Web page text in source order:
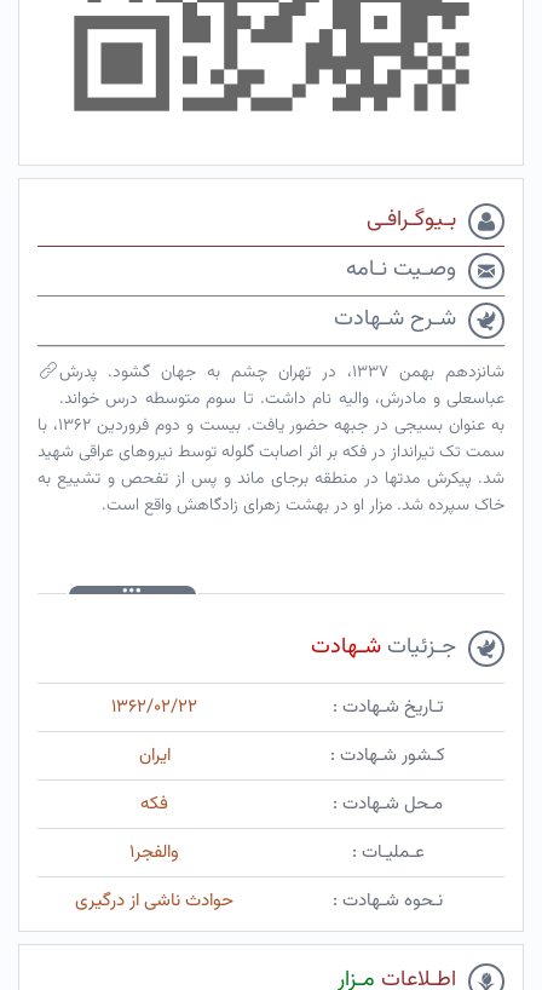
بـیوگـرافـی
وصـیت نـامه
شـرح شـهادت
شانزدهم بهمن ۱۳۳۷، در تهران چشم به جهان گشود. پدرش
عباسعلی و مادرش، والیه نام داشت. تا سوم متوسطه درس خواند.
به عنوان بسیجی در جبهه حضور یافت. بیست و دوم فروردین ۱۳۶۲، با
سمت تک تیرانداز در فکه بر اثر اصابت گلوله توسط نیروهای عراقی شهید
شد. پیکرش مدتها در منطقه برجای ماند و پس از تفحص و تشییع به
خاک سپرده شد. مزار او در بهشت زهرای زادگاهش واقع است.
جـزئیات شـهادت
تـاریخ شـهادت :
۱۳۶۲/۰۲/۲۲
کـشور شـهادت :
ایران
مـحل شـهادت :
فکه
عـملیـات :
والفجر۱
نـحوه شـهادت :
حوادث ناشی از درگیری
اطـلاعات مـزار